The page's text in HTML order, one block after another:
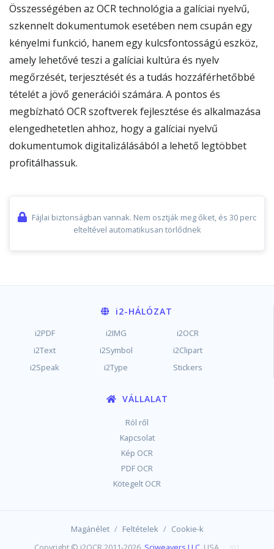
Összességében az OCR technológia a galíciai nyelvű,
szkennelt dokumentumok esetében nem csupán egy
kényelmi funkció, hanem egy kulcsfontosságú eszköz,
amely lehetővé teszi a galíciai kultúra és nyelv
megőrzését, terjesztését és a tudás hozzáférhetőbbé
tételét a jövő generációi számára. A pontos és
megbízható OCR szoftverek fejlesztése és alkalmazása
elengedhetetlen ahhoz, hogy a galíciai nyelvű
dokumentumok digitalizálásából a lehető legtöbbet
profitálhassuk.
Fájlai biztonságban vannak. Nem osztják meg őket, és 30 perc
elteltével automatikusan törlődnek
i2-HÁLÓZAT
i2PDF i2IMG
i2OCR
i2Text
i2Symbol
i2Clipart
i2Speak
i2Type Stickers
VÁLLALAT
Ról ről
Kapcsolat
Kép OCR
PDF OCR
Kötegelt OCR
Magánélet / Feltételek / Cookie-k